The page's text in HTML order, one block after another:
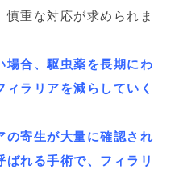
重な対応が求められま
場合、駆虫薬を長期にわ
ラリアを減らしていく
の寄生が大量に確認され
れる手術で、フィラリ